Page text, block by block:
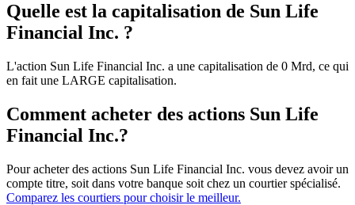
Quelle est la capitalisation de Sun Life
Financial Inc. ?
L'action Sun Life Financial Inc. a une capitalisation de 0 Mrd, ce qui
en fait une LARGE capitalisation.
Comment acheter des actions Sun Life
Financial Inc.?
Pour acheter des actions Sun Life Financial Inc. vous devez avoir un
compte titre, soit dans votre banque soit chez un courtier spécialisé.
Comparez les courtiers pour choisir le meilleur.